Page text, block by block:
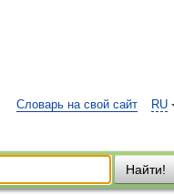
RU
Словарь на свой сайт
Найти!